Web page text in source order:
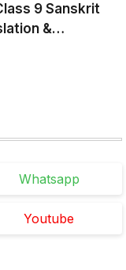
9 Sanskrit
&
Whatsapp
Youtube